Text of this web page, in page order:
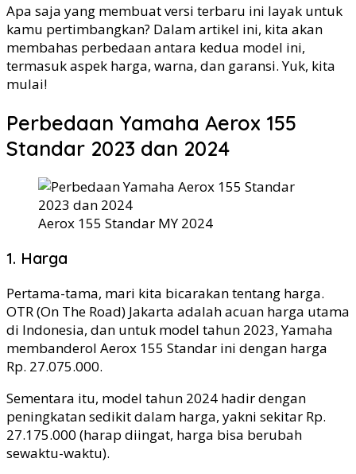
Apa saja yang membuat versi terbaru ini layak untuk
kamu pertimbangkan? Dalam artikel ini, kita akan
membahas perbedaan antara kedua model ini,
termasuk aspek harga, warna, dan garansi. Yuk, kita
mulai!
Perbedaan Yamaha Aerox 155
Standar 2023 dan 2024
Aerox 155 Standar MY 2024
1. Harga
Pertama-tama, mari kita bicarakan tentang harga.
OTR (On The Road) Jakarta adalah acuan harga utama
di Indonesia, dan untuk model tahun 2023, Yamaha
membanderol Aerox 155 Standar ini dengan harga
Rp. 27.075.000.
Sementara itu, model tahun 2024 hadir dengan
peningkatan sedikit dalam harga, yakni sekitar Rp.
27.175.000 (harap diingat, harga bisa berubah
sewaktu-waktu).